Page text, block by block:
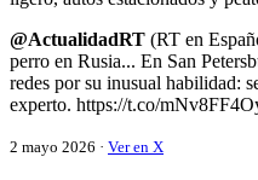
@ActualidadRT (RT en
perro en Rusia... En San
redes por su inusual habilidad:
experto. https://t.co/
2 mayo 2026 · Ver en X